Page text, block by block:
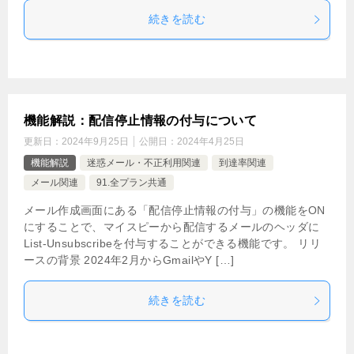
続きを読む
機能解説：配信停止情報の付与について
更新日： 2024年9月25日 公開日： 2024年4月25日
機能解説
迷惑メール・不正利用関連
到達率関連
メール関連
91.全プラン共通
メール作成画面にある「配信停止情報の付与」の機能をON
にすることで、マイスピーから配信するメールのヘッダに
List-Unsubscribeを付与することができる機能です。 リリ
ースの背景 2024年2月からGmailやY […]
続きを読む